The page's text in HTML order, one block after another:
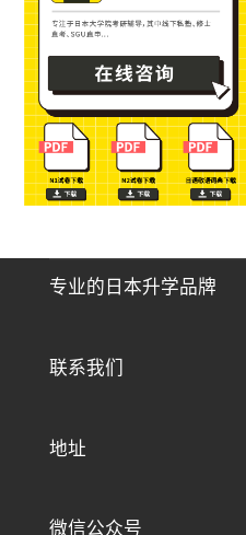
专业的日本升学品牌
联系我们
地址
微信公众号